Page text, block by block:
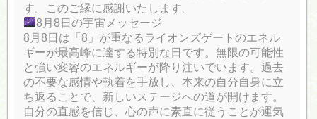
す。このご縁に感謝いたします。
8月8日の宇宙メッセージ
8月8日は「8」が重なるライオンズゲートのエネル
ギーが最高峰に達する特別な日です。無限の可能性
と強い変容のエネルギーが降り注いでいます。過去
の不要な感情や執着を手放し、本来の自分自身に立
ち返ることで、新しいステージへの道が開けます。
自分の直感を信じ、心の声に素直に従うことが運気